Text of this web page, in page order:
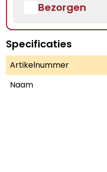
Bezorgen
Specificaties
Artikelnummer
Naam